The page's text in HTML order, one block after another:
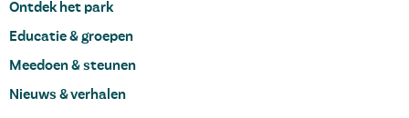
Ontdek het park
Educatie & groepen
Meedoen & steunen
Nieuws & verhalen